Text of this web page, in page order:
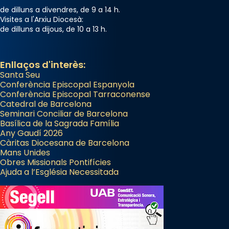
Arquebisbat de Barcelona
2 weeks ago
Memòria de les santes Juliana i
Acompanyant la història de sant Cugat, a
partir de l’Edat Mitjana sorgeix la tradició
que les santes Juliana (“relatiu a Júlia”) i
Semproniana (“relatiu a Semprònia =
eterna”) són deixebles seves. I l’any 1667, el
frare Joan Gaspar Roig, afirma en una obra
que les santes són filles de l’antiga Iluro.
Mataró en reivindicarà les relíquies fins que
les aconseguirà el 1772. L’ofici que es canta
a la “Missa de les Santes” (“Missa de
Glòria”) fou composta el 1848 per Mn.
Manuel Blanch, amb aire d’òpera
italianitzant; s’interpreta per privilegi
de dilluns a divendres, de 9 a 14 h.
Visites a l'Arxiu Diocesà:
de dilluns a dijous, de 10 a 13 h.
Enllaços d'interès:
Santa Seu
Conferència Episcopal Espanyola
Conferència Episcopal Tarraconense
Catedral de Barcelona
Seminari Conciliar de Barcelona
Basílica de la Sagrada Família
Any Gaudí 2026
Càritas Diocesana de Barcelona
Mans Unides
Obres Missionals Pontifícies
Ajuda a l’Església Necessitada